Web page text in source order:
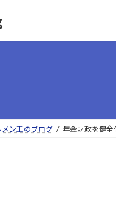
メン王のブログ 年金財政を健